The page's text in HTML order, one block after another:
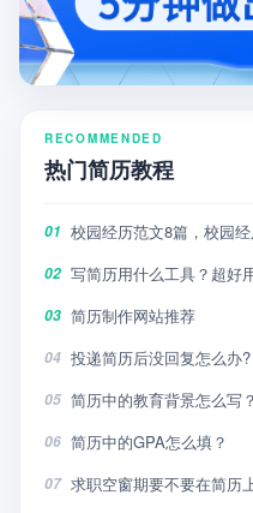
RECOMMENDED
热门简历教程
01 校园经历范文8篇，校园
02 写简历用什么工具？超好
03 简历制作网站推荐
04 投递简历后没回复怎么办?
05 简历中的教育背景怎么写？
06 简历中的GPA怎么填？
07 求职空窗期要不要在简历